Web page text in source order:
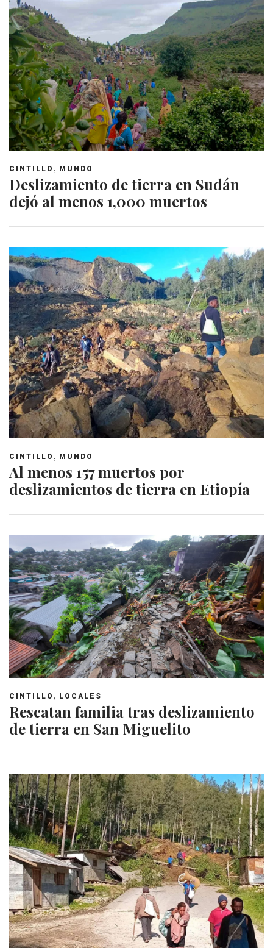
CINTILLO , MUNDO
Deslizamiento de tierra en Sudán
dejó al menos 1,000 muertos
CINTILLO , MUNDO
Al menos 157 muertos por
deslizamientos de tierra en Etiopía
CINTILLO , LOCALES
Rescatan familia tras deslizamiento
de tierra en San Miguelito